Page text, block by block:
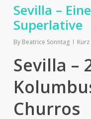
Sevilla –
Superlative
By Beatrice Sonntag
Sevilla –
Churros